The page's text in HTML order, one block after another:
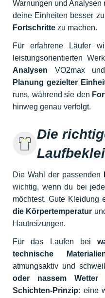
Warnungen und Analysen
deine Einheiten besser
Fortschritte zu machen.
Für erfahrene Läufer
leistungsorientierten
Analysen VO2max
Planung gezielter
runs, während sie den
hinweg genau verfolgt.
Die
Die Wahl der passenden
wichtig, wenn du bei
möchtest. Gute Kleidung
die Körpertemperatur
Hautreizungen.
Für das Laufen bei
technische
atmungsaktiv und
oder nassem Wetter
Schichten-Prinzip: eine